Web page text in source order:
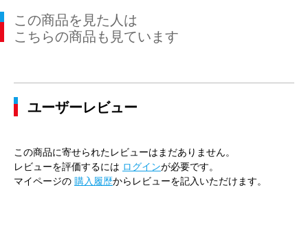
この商品を見た人は
こちらの商品も見ています
ユーザーレビュー
この商品に寄せられたレビューはまだありません。
レビューを評価するには ログインが必要です。
マイページの 購入履歴からレビューを記入いただけます。